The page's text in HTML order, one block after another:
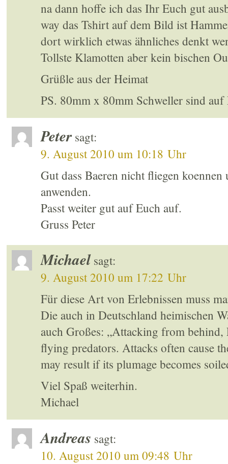
na dann hoffe ich das Ihr Euch gut
way das Tshirt auf dem Bild ist
dort wirklich etwas ähnliches denkt
Tollste Klamotten aber kein bischen
Grüßle aus der Heimat
PS. 80mm x 80mm Schweller sind
Peter sagt:
9. August 2010 um 10:18 Uhr
Gut dass Baeren nicht fliegen
anwenden.
Passt weiter gut auf Euch auf.
Gruss Peter
Michael sagt:
9. August 2010 um 17:22 Uhr
Für diese Art von Erlebnissen muss
Die auch in Deutschland heimischen
auch Großes: „Attacking from behind,
flying predators. Attacks often cause
may result if its plumage becomes
Viel Spaß weiterhin.
Michael
Andreas sagt:
10. August 2010 um 09:48 Uhr